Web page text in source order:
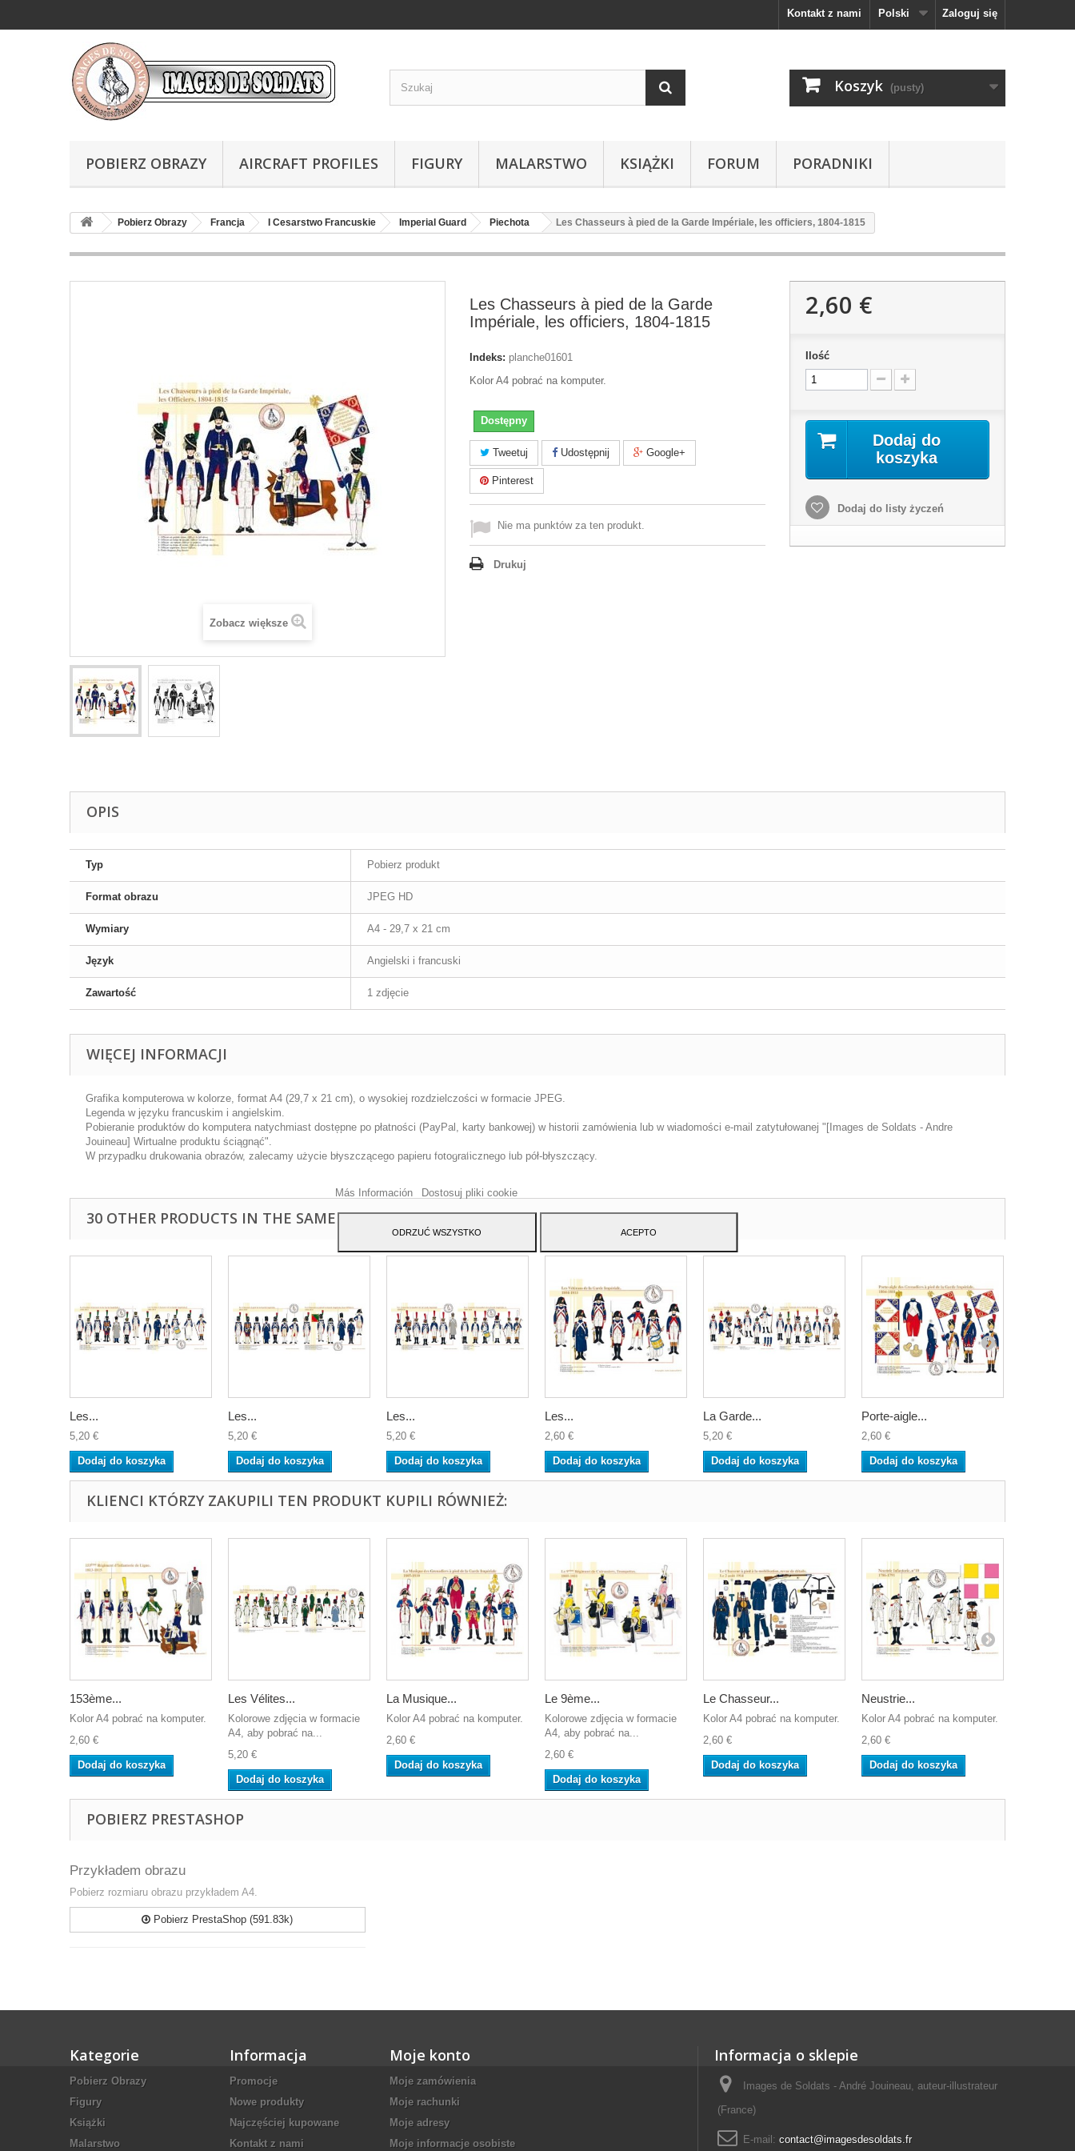
Zaloguj się
Polski
Kontakt z nami
Koszyk (pusty)
POBIERZ OBRAZY AIRCRAFT PROFILES FIGURY MALARSTWO KSIĄŻKI FORUM PORADNIKI
Pobierz Obrazy Francja I Cesarstwo Francuskie Imperial Guard Piechota Les Chasseurs à pied de la Garde Impériale, les officiers, 1804-1815
Zobacz większe
Les Chasseurs à pied de la Garde
Impériale, les officiers, 1804-1815
Indeks: planche01601
Kolor A4 pobrać na komputer.
Dostępny
Tweetuj Udostępnij Google+
Pinterest
Nie ma punktów za ten produkt.
Drukuj
2,60 €
Ilość
Dodaj do
koszyka
Dodaj do listy życzeń
OPIS
Typ Pobierz produkt
Format obrazu JPEG HD
Wymiary A4 - 29,7 x 21 cm
Język Angielski i francuski
Zawartość 1 zdjęcie
WIĘCEJ INFORMACJI
Grafika komputerowa w kolorze, format A4 (29,7 x 21 cm), o wysokiej rozdzielczości w formacie JPEG.
Legenda w języku francuskim i angielskim.
Pobieranie produktów do komputera natychmiast dostępne po płatności (PayPal, karty bankowej) w historii zamówienia lub w wiadomości e-mail zatytułowanej "[Images de Soldats - Andre
Jouineau] Wirtualne produktu ściągnąć".
W przypadku drukowania obrazów, zalecamy użycie błyszczącego papieru fotograficznego lub pół-błyszczący.
30 OTHER PRODUCTS IN THE SAME CATEGORY:
Les...
5,20 €
Dodaj do koszyka
Les...
5,20 €
Dodaj do koszyka
Les...
5,20 €
Dodaj do koszyka
Les...
2,60 €
Dodaj do koszyka
La Garde...
5,20 €
Dodaj do koszyka
Porte-aigle...
2,60 €
Dodaj do koszyka
KLIENCI KTÓRZY ZAKUPILI TEN PRODUKT KUPILI RÓWNIEŻ:
153ème...
Kolor A4 pobrać na komputer.
2,60 €
Dodaj do koszyka
Les Vélites...
Kolorowe zdjęcia w formacie
A4, aby pobrać na...
5,20 €
Dodaj do koszyka
La Musique...
Kolor A4 pobrać na komputer.
2,60 €
Dodaj do koszyka
Le 9ème...
Kolorowe zdjęcia w formacie
A4, aby pobrać na...
2,60 €
Dodaj do koszyka
Le Chasseur...
Kolor A4 pobrać na komputer.
2,60 €
Dodaj do koszyka
Neustrie...
Kolor A4 pobrać na komputer.
2,60 €
Dodaj do koszyka
POBIERZ PRESTASHOP
Przykładem obrazu
Pobierz rozmiaru obrazu przykładem A4.
Pobierz PrestaShop (591.83k)
Kategorie
Pobierz Obrazy
Figury
Książki
Malarstwo
Informacja
Promocje
Nowe produkty
Najczęściej kupowane
Kontakt z nami
Moje konto
Moje zamówienia
Moje rachunki
Moje adresy
Moje informacje osobiste
Informacja o sklepie
Images de Soldats - André Jouineau, auteur-illustrateur
(France)
E-mail: contact@imagesdesoldats.fr
Ta witryna korzysta z w?asnych plików cookie i plików cookie stron trzecich w celu
ulepszenia naszych us?ug i pokazywa? Ci reklamy zwi?zane z Twoimi preferencjami,
analizuj?c Twoje nawyki nawigacja. Aby wyrazi? zgod? na jego u?ycie, naci?nij
Más Información
Dostosuj pliki cookie
ODRZUĆ WSZYSTKO ACEPTO